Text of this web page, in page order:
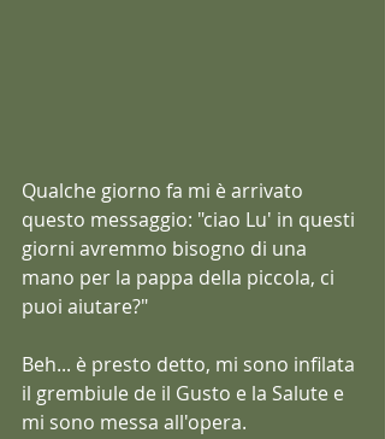
Qualche giorno fa mi è arrivato
questo messaggio: "ciao Lu' in questi
giorni avremmo bisogno di una
mano per la pappa della piccola, ci
puoi aiutare?"
Beh... è presto detto, mi sono infilata
il grembiule de il Gusto e la Salute e
mi sono messa all'opera.